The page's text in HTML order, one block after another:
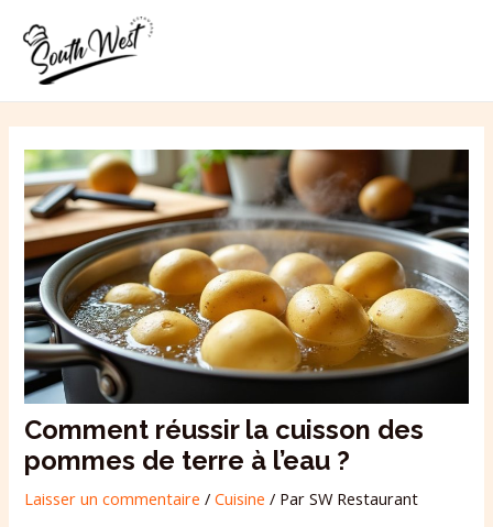
contenu
Comment réussir la cuisson des
pommes de terre à l’eau ?
Laisser un commentaire /Cuisine / ParSW Restaurant